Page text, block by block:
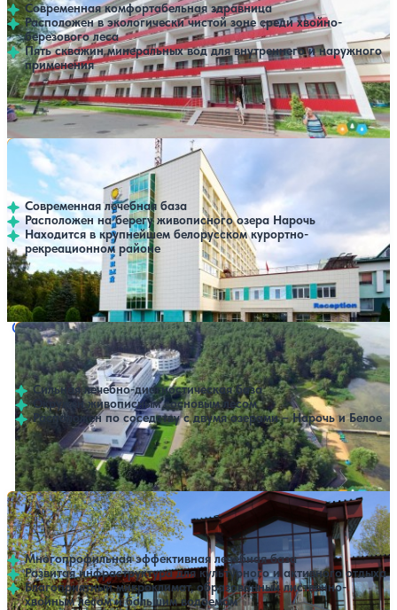
Современная комфортабельная здравница
Расположен в экологически чистой зоне среди хвойно-
березового леса
Пять скважин минеральных вод для внутреннего и наружного
применения
Профилей лечения:7 SPA
Санаторий Приозерный
4.7 330 отзывов
Минская область
Современная лечебная база
Расположен на берегу живописного озера Нарочь
Находится в крупнейшем белорусском курортно-
рекреационном районе
Профилей лечения:8 Крытый бассейн SPA
Нет цен или свободных мест на выбранные даты
Выбрать другой вариант
Санаторий Сосны
4.6245 отзывов
Минская область
Сильная лечебно-диагностическая база
Окружен живописным сосновым лесом
Расположен по соседству с двумя озерами – Нарочь и Белое
Профилей лечения:12 Крытый бассейн SPA
Нет цен или свободных мест на выбранные даты
Выбрать другой вариант
Санаторий Юность
4.7339 отзывов
Минская область
Многопрофильная эффективная лечебная база
Развитая инфраструктура для культурного и активного отдыха
Благоприятный микроклимат, образованный лиственно-
хвойным лесом и большим водоемом
Нет цен или свободных мест на выбранные даты
Выбрать другой вариант